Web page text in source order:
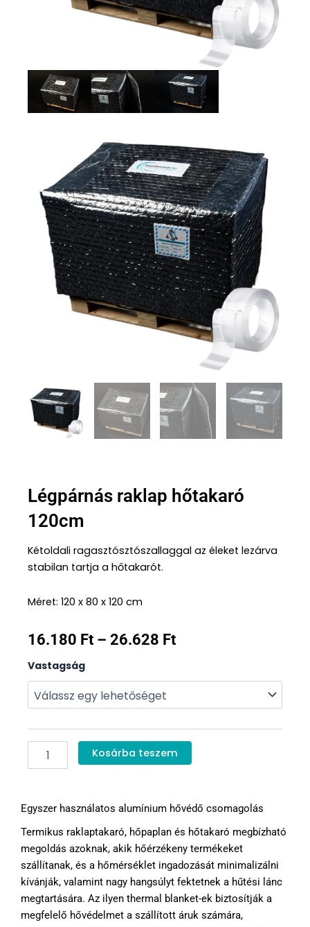
Légpárnás raklap hőtakaró
120cm
Kétoldali ragasztósztószallaggal az éleket lezárva
stabilan tartja a hőtakarót.
Méret: 120 x 80 x 120 cm
16.180 Ft – 26.628 FtÁrtartomány:
26.628 Ft
Vastagság
Légpárnás
raklap
hőtakaró
120cm
Kosárba teszem
Egyszer használatos alumínium hővédő csomagolás
Termikus raklaptakaró, hőpaplan és hőtakaró megbízható
megoldás azoknak, akik hőérzékeny termékeket
szállítanak, és a hőmérséklet ingadozását minimalizálni
kívánják, valamint nagy hangsúlyt fektetnek a hűtési lánc
megtartására. Az ilyen thermal blanket-ek biztosítják a
megfelelő hővédelmet a szállított áruk számára,